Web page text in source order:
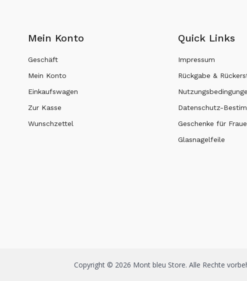
Mein Konto
Geschäft
Mein Konto
Einkaufswagen
Zur Kasse
Wunschzettel
Quick Links
Impressum
Rückgabe &
Datenschutz-
Geschenke für
Glasnagelfeile
Copyright © 2026 Mont bleu Store. Alle Rechte